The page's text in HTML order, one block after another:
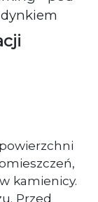
kamienicy.
Przed